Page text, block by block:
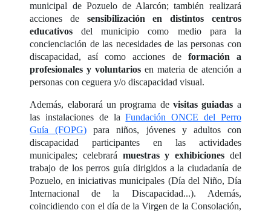
municipal de Pozuelo de Alarcón; también realizará
acciones de sensibilización en distintos centros
educativos del municipio como medio para la
concienciación de las necesidades de las personas con
discapacidad, así como acciones de formación a
profesionales y voluntarios en materia de atención a
personas con ceguera y/o discapacidad visual.
Además, elaborará un programa de visitas guiadas a
las instalaciones de laFundación ONCE del Perro
Guía (FOPG) para niños, jóvenes y adultos con
discapacidad participantes en las actividades
municipales; celebrará muestras y exhibiciones del
trabajo de los perros guía dirigidos a la ciudadanía de
Pozuelo, en iniciativas municipales (Día del Niño, Día
Internacional de la Discapacidad...). Además,
coincidiendo con el día de la Virgen de la Consolación,